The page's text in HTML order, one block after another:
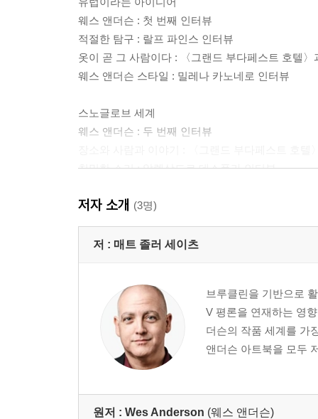
웨스 앤더슨 : 첫 번째 인터뷰
적절한 탐구 : 랄프 파인스 인터뷰
옷이 곧 그 사람이다 : 〈그랜드 부다페스트 호텔
웨스 앤더슨 스타일 : 밀레나 카노네로 인터뷰
스노글로브 세계
웨스 앤더슨 : 두 번째 인터뷰
친밀한 소리 : 알렉상드르 데스플라 인터뷰
기차를 계속 달리게 하기 : 아담 슈토크하우젠 인터
알곤퀸 호텔에서
슈테판 츠바이크 : 발췌
완전히 다른 요소 : 로버트 D. 예먼 인터뷰
웨스 앤더슨의 4:3 챌린지 by 데이비드 보드웰
십자 펜 협회
감사의 말
저자 소개 (3명)
저 : 매트 졸러 세이츠
브루클린을 기반으로
V 평론을 연재하는 영
더슨의 작품 세계를 가
앤더슨 아트북을 모두
원저 : Wes Anderson (웨스 앤더슨)